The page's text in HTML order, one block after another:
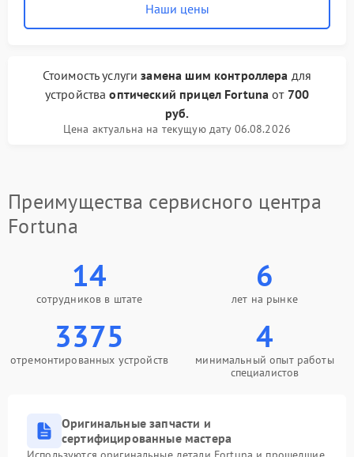
Наши цены
Стоимость услугизамена шим контроллера для
устройстваоптический прицел Fortuna от 700
руб.
Цена актуальна на текущую дату 06.08.2026
Преимущества сервисного центра
Fortuna
14
сотрудников в штате
6
лет на рынке
3375
отремонтированных устройств
4
минимальный опыт работы
специалистов
Оригинальные запчасти и
сертифицированные мастера